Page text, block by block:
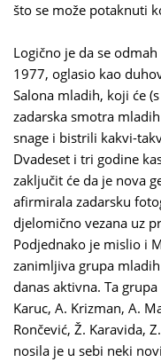
što se može potaknuti
Logično je da se
1977, oglasio kao
Salona mladih, koji će
zadarska smotra
snage i bistrili kakvi-
Dvadeset i tri godine
zaključit će da je nova
afirmirala zadarsku
djelomično vezana uz
Podjednako je mislio i
zanimljiva grupa
danas aktivna. Ta
Karuc, A. Krizman, A.
Rončević, Ž. Karavida,
nosila je u sebi neki